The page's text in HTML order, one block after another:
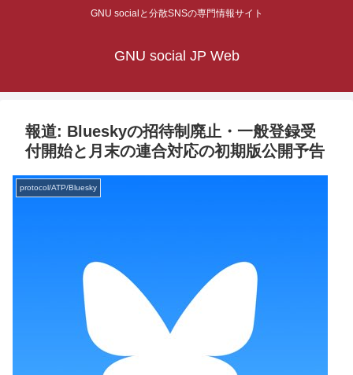
GNU socialと分散SNSの専門情報サイト
GNU social JP Web
報道: Blueskyの招待制廃止・一般登録受
付開始と月末の連合対応の初期版公開予告
protocol/ATP/Bluesky